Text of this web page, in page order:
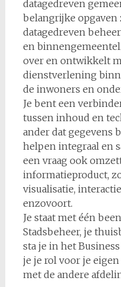
datagedreven
belangrijke opgaven
datagedreven
en
over en ontwikkelt
dienstverlening
de inwoners en
Je bent een
tussen inhoud en
ander dat gegevens
helpen integraal en
een vraag ook
informatieproduct,
visualisatie,
enzovoort.
Je staat met één
Stadsbeheer, je
sta je in het
je je rol voor je
met de andere